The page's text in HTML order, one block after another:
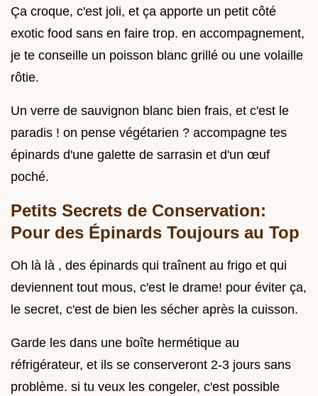
Ça croque, c'est joli, et ça apporte un petit côté
exotic food sans en faire trop. en accompagnement,
je te conseille un poisson blanc grillé ou une volaille
rôtie.
Un verre de sauvignon blanc bien frais, et c'est le
paradis ! on pense végétarien ? accompagne tes
épinards d'une galette de sarrasin et d'un œuf
poché.
Petits Secrets de Conservation:
Pour des Épinards Toujours au Top
Oh là là , des épinards qui traînent au frigo et qui
deviennent tout mous, c'est le drame! pour éviter ça,
le secret, c'est de bien les sécher après la cuisson.
Garde les dans une boîte hermétique au
réfrigérateur, et ils se conserveront 2-3 jours sans
problème. si tu veux les congeler, c'est possible